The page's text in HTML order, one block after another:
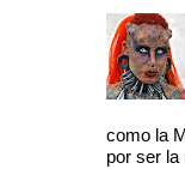
como la
por ser